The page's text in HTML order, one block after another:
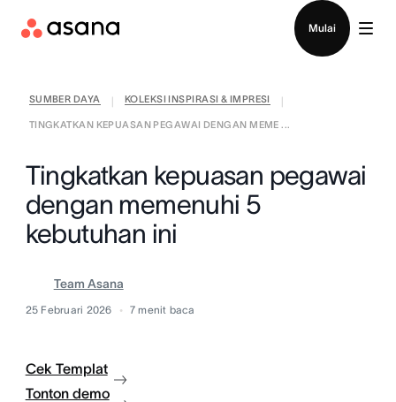
Mulai
SUMBER DAYA KOLEKSI INSPIRASI & IMPRESI
TINGKATKAN KEPUASAN PEGAWAI DENGAN MEME ...
Tingkatkan kepuasan pegawai
dengan memenuhi 5
kebutuhan ini
Team Asana
25 Februari 2026 7 menit baca
Cek Templat
Tonton demo